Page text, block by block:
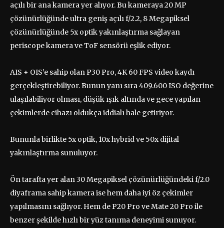
açılı bir ana kamera yer alıyor. Bu kameraya 20 MP
çözünürlüğünde ultra geniş açılı f/2.2, 8 Megapiksel
çözünürlüğünde 5x optik yakınlaştırma sağlayan
periscope kamera ve ToF sensörü eşlik ediyor.
AIS + OIS’e sahip olan P30 Pro, 4K 60 FPS video kaydı
gerçekleştirebiliyor. Bunun yanı sıra 409.600 ISO değerine
ulaşılabiliyor olması, düşük ışık altında ve gece yapılan
çekimlerde cihazı oldukça iddialı hale getiriyor.
Bununla birlikte 5x optik, 10x hybrid ve 50x dijital
yakınlaştırma sunuluyor.
Ön tarafta yer alan 30 Megapiksel çözünürlüğündeki f/2.0
diyaframa sahip kamera ise hem daha iyi öz çekimler
yapılmasını sağlıyor. Hem de P20 Pro ve Mate 20 Pro ile
benzer şekilde hızlı bir yüz tanıma deneyimi sunuyor.